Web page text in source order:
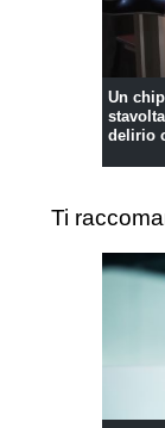
Un
delirio
Ti